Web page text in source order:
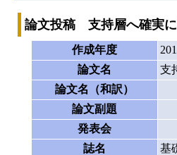
論文投稿 支持層へ確実に
作成年度
論文名
支
論文名（和訳）
論文副題
発表会
誌名
基